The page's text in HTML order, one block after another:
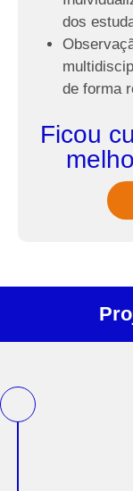
dos
de forma
Ficou